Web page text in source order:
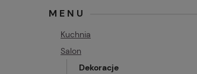
MENU
Kuchnia
Salon
Dekoracje